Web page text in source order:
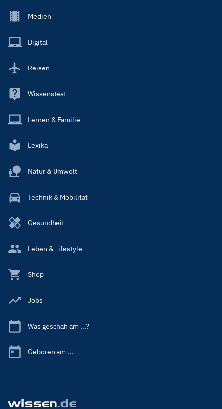
Footer
Main
Medien
Digital
Reisen
Wissenstest
Lernen & Familie
Lexika
Natur & Umwelt
Technik & Mobilität
Gesundheit
Leben & Lifestyle
Shop
Jobs
Was geschah am ...?
Geboren am ...